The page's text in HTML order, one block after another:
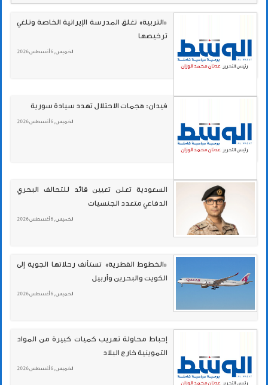
«التربية» تغلق المدرسة الإيرانية الخاصة وتلغي
ترخيصها
الخميس , 6 أغسطس 2026
فيدان: هجمات الاحتلال تهدد سيادة سورية
الخميس , 6 أغسطس 2026
السعودية تعلن تعيين قائد للتحالف البحري
الدفاعي متعدد الجنسيات
الخميس , 6 أغسطس 2026
«الخطوط القطرية» تستأنف رحلاتها الجوية إلى
الكويت والبحرين وأربيل
الخميس , 6 أغسطس 2026
إحباط محاولة تهريب كميات كبيرة من المواد
التموينية خارج البلاد
الخميس , 6 أغسطس 2026